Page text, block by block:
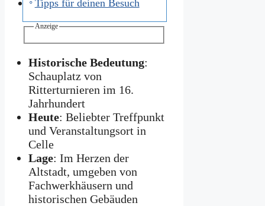
Tipps für deinen Besuch
Anzeige
Historische Bedeutung:
Schauplatz von
Ritterturnieren im 16.
Jahrhundert
Heute: Beliebter Treffpunkt
und Veranstaltungsort in
Celle
Lage: Im Herzen der
Altstadt, umgeben von
Fachwerkhäusern und
historischen Gebäuden